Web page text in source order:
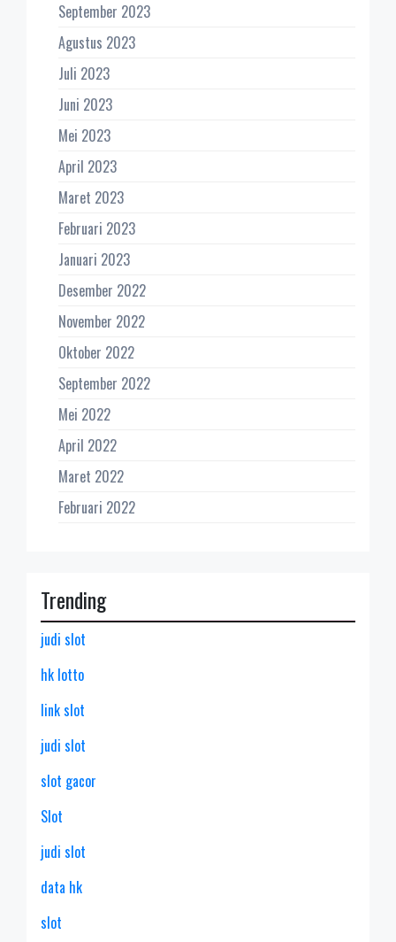
September 2023
Agustus 2023
Juli 2023
Juni 2023
Mei 2023
April 2023
Maret 2023
Februari 2023
Januari 2023
Desember 2022
November 2022
Oktober 2022
September 2022
Mei 2022
April 2022
Maret 2022
Februari 2022
Trending
judi slot
hk lotto
link slot
judi slot
slot gacor
Slot
judi slot
data hk
slot